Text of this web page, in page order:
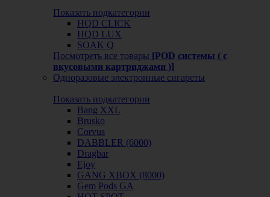
Показать подкатегории
HQD CLICK
HQD LUX
SOAK Q
Посмотреть все товары [POD системы ( с
вкусовыми картриджами )]
Одноразовые электронные сигареты
Показать подкатегории
Bang XXL
Brusko
Corvus
DABBLER (6000)
Dragbar
Ejoy
GANG XBOX (8000)
Gem Pods GA